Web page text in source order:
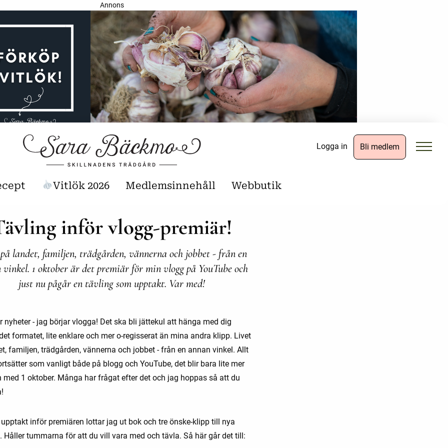
Annons
Logga in Bli medlem
Vitlök 2026 Medlemsinnehåll Webbutik
inför vlogg-premiär!
landet, familjen, trädgården, vännerna och jobbet - från en
vinkel. 1 oktober är det premiär för min vlogg på YouTube och
just nu pågår en tävling som upptakt. Var med!
nyheter - jag börjar vlogga! Det ska bli jättekul att hänga med dig
formatet, lite enklare och mer o-regisserat än mina andra klipp. Livet
familjen, trädgården, vännerna och jobbet - från en annan vinkel. Allt
som vanligt både på blogg och YouTube, det blir bara lite mer
med 1 oktober. Många har frågat efter det och jag hoppas så att du
inför premiären lottar jag ut bok och tre önske-klipp till nya
Håller tummarna för att du vill vara med och tävla. Så här går det till: